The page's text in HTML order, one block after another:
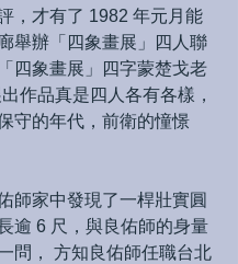
，才有了 1982 年元月能
舉辦「四象畫展」四人聯
四象畫展」四字蒙楚戈老
作品真是四人各有各樣，
守的年代，前衛的憧憬
師家中發現了一桿壯實圓
逾 6 尺，與良佑師的身量
問， 方知良佑師任職台北